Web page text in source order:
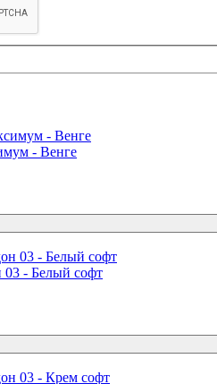
- Венге
03 - Белый софт